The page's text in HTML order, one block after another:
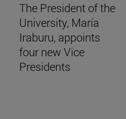
The President of the
University, María
Iraburu, appoints
four new Vice
Presidents